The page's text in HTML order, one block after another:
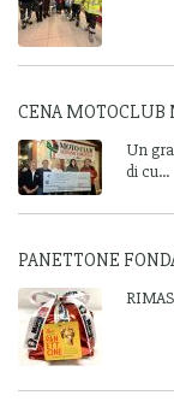
CENA MOTOCLUB
Un
di cu...
PANETTONE